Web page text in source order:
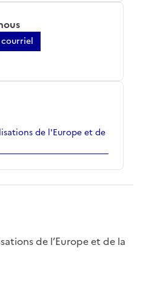
de l'Europe et de
de l’Europe et de la